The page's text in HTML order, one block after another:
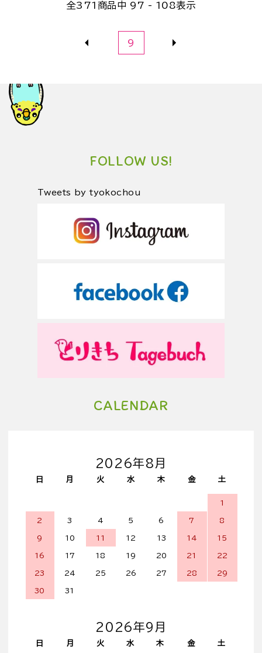
全371 商品中 97 - 108表示
9
FOLLOW US!
Tweets by tyokochou
CALENDAR
2026年8月
日 月 火 水 木 金 土
1
2 3 4 5 6 7 8
9 10 11 12 13 14 15
16 17 18 19 20 21 22
23 24 25 26 27 28 29
30 31
2026年9月
日 月 火 水 木 金 土